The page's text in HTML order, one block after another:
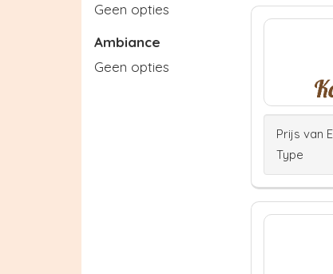
Geen opties
Ambiance
Geen opties
Prijs van
Type